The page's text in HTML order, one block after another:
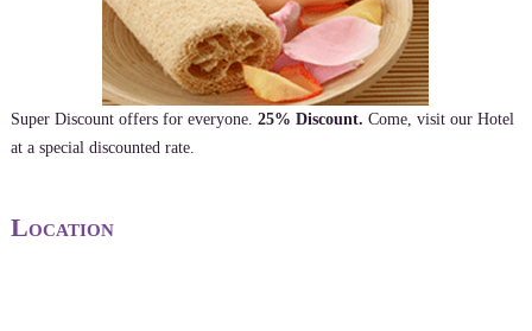
Super Discount offers for everyone. 25% Discount. Come, visit our Hotel
at a special discounted rate.
Location